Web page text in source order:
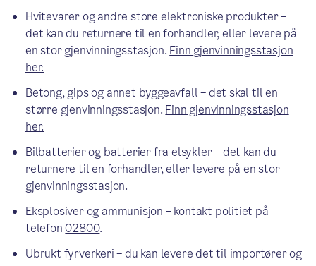
Hvitevarer og andre store elektroniske produkter –
det kan du returnere til en forhandler, eller levere på
en stor gjenvinningsstasjon. Finn gjenvinningsstasjon
her.
Betong, gips og annet byggeavfall – det skal til en
større gjenvinningsstasjon. Finn gjenvinningsstasjon
her.
Bilbatterier og batterier fra elsykler – det kan du
returnere til en forhandler, eller levere på en stor
gjenvinningsstasjon.
Eksplosiver og ammunisjon – kontakt politiet på
telefon02800.
Ubrukt fyrverkeri – du kan levere det til importører og